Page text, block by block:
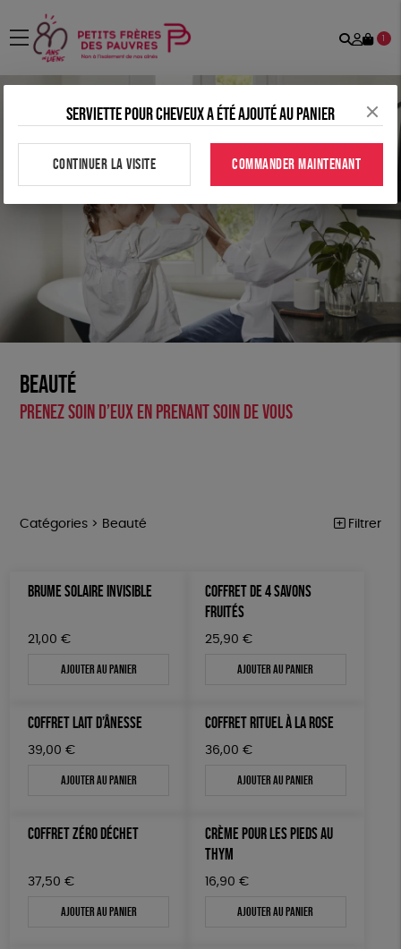
menu
Mon
1
Beauté
prenez soin d’eux en prenant soin de vous
Catégories > Beauté Filtrer
HOMMES
ENFANTS
ÉPICERIE
Par défaut
Nouveauté
Prix : du - cher au + cher
50 € - 100 €
150 € - 200 €
Couleur
Mots clés
Agriculture Biologique Fairtrade Vegan
Biodégradable
BRUME SOLAIRE INVISIBLE
21,00 €
Ajouter au panier
COFFRET DE 4 SAVONS
FRUITÉS
25,90 €
Ajouter au panier
COFFRET LAIT D’ÂNESSE
39,00 €
Ajouter au panier
COFFRET RITUEL À LA ROSE
36,00 €
Ajouter au panier
COFFRET ZÉRO DÉCHET
37,50 €
Ajouter au panier
CRÈME POUR LES PIEDS AU
THYM
16,90 €
Ajouter au panier
Serviette pour cheveux a été ajouté au panier
CONTINUER LA VISITE COMMANDER MAINTENANT